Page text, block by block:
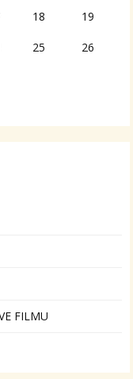
18 19
25 26
FILMU